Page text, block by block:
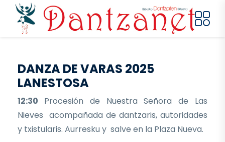
Pasar al contenido principal
DANZA DE VARAS 2025
LANESTOSA
12:30 Procesión de Nuestra Señora de Las
Nieves acompañada de dantzaris, autoridades
y txistularis. Aurresku y salve en la Plaza Nueva.